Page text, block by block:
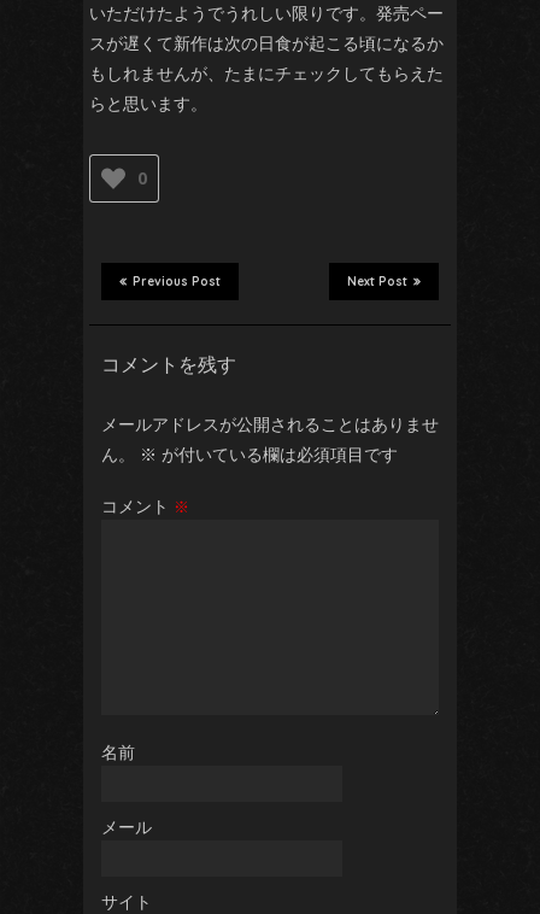
いただけたようでうれしい限りです。発売ペー
スが遅くて新作は次の日食が起こる頃になるか
もしれませんが、たまにチェックしてもらえた
らと思います。
0
Next Post
Previous Post
コメントを残す
メールアドレスが公開されることはありませ
ん。
※ が付いている欄は必須項目です
コメント ※
名前
メール
サイト